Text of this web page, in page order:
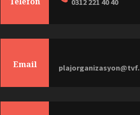
0312 221 40 40
Email